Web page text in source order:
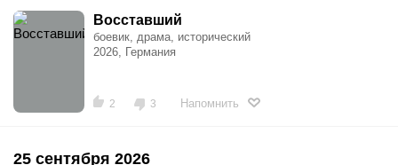
Восставший
боевик, драма, исторический
2026, Германия
2 3 Напомнить
25 сентября 2026